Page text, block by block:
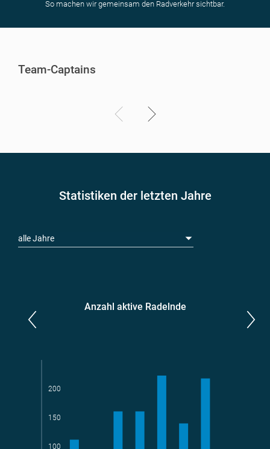
So machen wir gemeinsam den Radverkehr sichtbar.
Team-Captains
Statistiken der letzten Jahre
alle Jahre
Anzahl aktive Radelnde
100
150
200